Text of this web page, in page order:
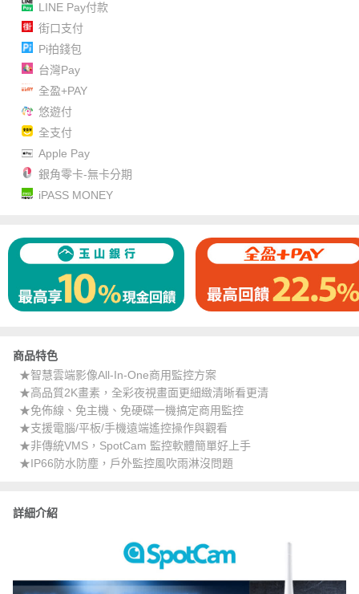
LINE Pay付款
街口支付
Pi拍錢包
台灣Pay
全盈+PAY
悠遊付
全支付
Apple Pay
銀角零卡-無卡分期
iPASS MONEY
商品特色
★智慧雲端影像All-In-One商用監控方案
★高品質2K畫素，全彩夜視畫面更細緻清晰看更清
★免佈線、免主機、免硬碟一機搞定商用監控
★支援電腦/平板/手機遠端遙控操作與觀看
★非傳統VMS，SpotCam 監控軟體簡單好上手
★IP66防水防塵，戶外監控風吹雨淋沒問題
詳細介紹